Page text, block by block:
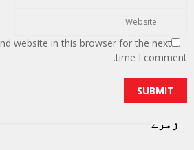
website in this browser for the next
time I comment.
زمرے